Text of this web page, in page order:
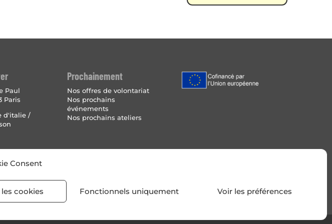
Consent
cookies Fonctionnels uniquement Voir les préférences
Paul
Paris
d'italie /
Prochainement
Nos offres de volontariat
Nos prochains
événements
Nos prochains ateliers